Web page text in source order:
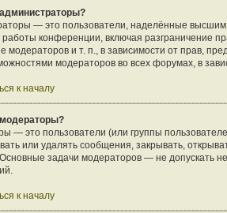
администраторы?
— это пользователи, наделённые
работы конференции, включая разграничение
модераторов и т. п., в зависимости от прав,
модераторов во всех форумах, в
к началу
модераторы?
— это пользователи (или группы
или удалять сообщения, закрывать,
задачи модераторов — не допускать
к началу